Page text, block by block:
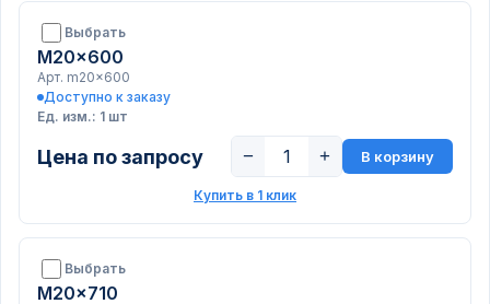
Выбрать
M20x600
Арт. m20x600
Доступно к заказу
Ед. изм.: 1 шт
Цена по запросу − + В корзину
Купить в 1 клик
Выбрать
M20x710